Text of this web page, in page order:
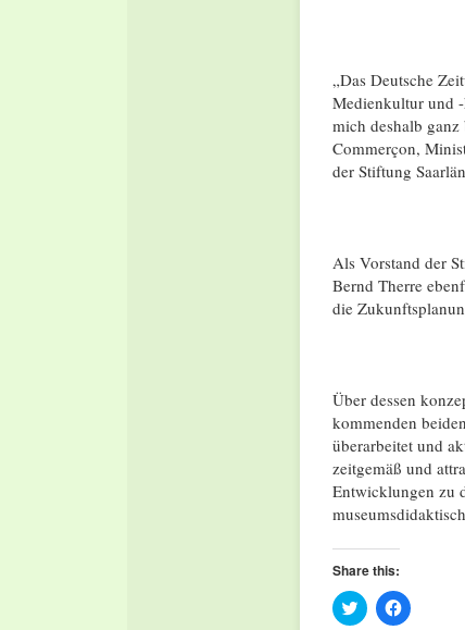
„Das Deutsche
Medienkultur und
mich deshalb
Commerçon,
der Stiftung
Als Vorstand der
Bernd Therre
die
Über dessen
kommenden
überarbeitet und
zeitgemäß und
Entwicklungen zu
Share this:
Click
to
Click
to